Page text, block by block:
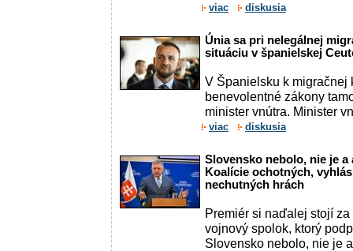
viac diskusia
Únia sa pri nelegálnej
situáciu v španielskej
V Španielsku k migračnej
benevolentné zákony
minister vnútra. Minister
viac diskusia
Slovensko nebolo, nie je a
Koalície ochotných,
nechutných hrách
Premiér si naďalej stojí
vojnový spolok, ktorý
Slovensko nebolo, nie je